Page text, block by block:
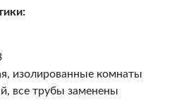
изолированные комнаты
все трубы заменены